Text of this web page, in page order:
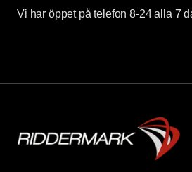
Vi har öppet på telefon 8-24 alla 7